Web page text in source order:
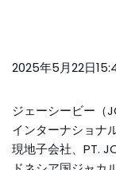
2025年5月22日
ジェーシービー（
インターナショナ
現地子会社、PT.